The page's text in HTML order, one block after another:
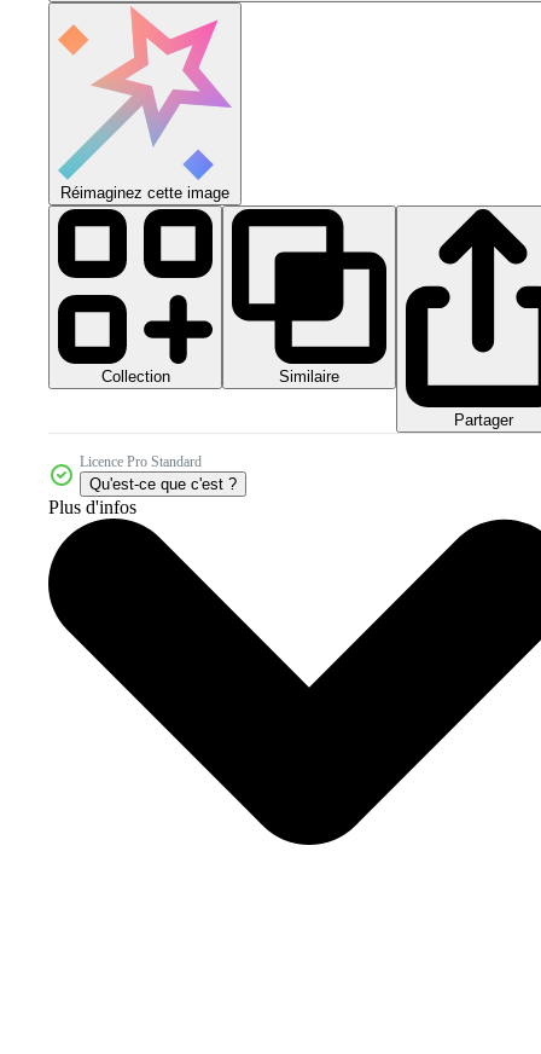
Réimaginez cette image
Collection Similaire
Partager
Licence Pro Standard
Qu'est-ce que c'est ?
Plus d'infos